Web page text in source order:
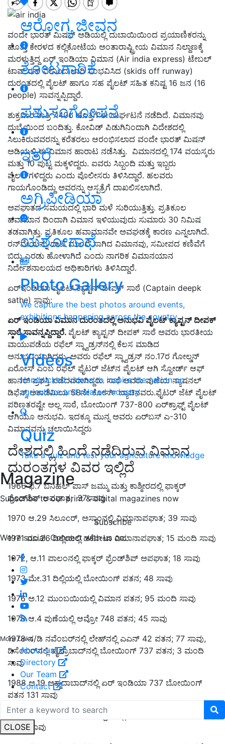
ಆರೋಗ್ಯ ಜೀವನ
ತೋಟಗಾರಿಕೆ
ಪಶುಸಂಗೋಪನೆ
ಇತರೆ
ಅಗ್ರಿಪೀಡಿಯಾ
ಯಶೋಗಾಥೆ
Photo Gallery
We capture the best photos around events,
exhibitions happening across the country
Videos
Handpicked videos to inspire the nation on
agriculture and related industry
Quiz
Take a quiz and test your agriculture knowledge
Magazine
Subscribe to our print & digital magazines now
Subscribe
We're social. Connect with us on:
More Links
About us
Directory
Our Team
Contact
CLOSE
ವಂದೇ ಭಾರತ್ ಮಿಷನ್ ಅಡಿಯಲ್ಲಿ ದುಬಾಯಿಯಿಂದ ಪ್ರಯಾಣಿಕರನ್ನು
ಹೊತ್ತು ಕೇರಳದ ಕಲ್ಲಿಕೋಟೆಯ ಅಂತಾರಾಷ್ಟ್ರೀಯ ವಿಮಾನ ನಿಲ್ದಾಣಕ್ಕೆ
ಮರಳುತ್ತಿದ್ದ ಏರ್ ಇಂಡಿಯಾ ವಿಮಾನ (Air india express) ಟೇಬಲ್
ಟಾಪ್ ರನ್ ವೇನಿಂದ ಜಾರಿ ಸಂಭವಿಸಿದ (skids off runway)
ದುರಂತದಲ್ಲಿ ಪೈಲಟ್ ಹಾಗೂ ಸಹ ಪೈಲಟ್ ಸಹಿತ ಕನಿಷ್ಟ 16 ಜನ (16
people) ಸಾವನ್ನಪ್ಪಿದ್ದಾರೆ.
ಶುಕ್ರವಾರ ರಾತ್ರಿ 7.40ರ ಹೊತ್ತಿಗೆ ಈ ದುರ್ಘಟನೆ ನಡೆದಿದೆ. ವಿಮಾನವು
ದುಬೈಯಿಂದ ಬಂದಿತ್ತು. ಕೋವಿಡ್‌ ಪಿಡುಗಿನಿಂದಾಗಿ ವಿದೇಶದಲ್ಲಿ
ಸಿಲುಕಿರುವವರನ್ನು ಕರೆತರಲು ಆರಂಭಿಸಲಾದ ವಂದೇ ಭಾರತ್‌ ಮಿಷನ್‌
ಅಡಿಯಲ್ಲಿ ಈ ವಿಮಾನ ಹಾರಾಟ ನಡೆಸಿತ್ತು. ವಿಮಾನದಲ್ಲಿ 174 ವಯಸ್ಕರು
ಮತ್ತು 10 ಪುಟ್ಟ ಮಕ್ಕಳಿದ್ದರು. ಐವರು ಸಿಬ್ಬಂದಿ ಮತ್ತು ಇಬ್ಬರು
ಪೈಲಟ್‌ಗಳಿದ್ದರು ಎಂದು ಪೊಲೀಸರು ತಿಳಿಸಿದ್ದಾರೆ. ಹಲವರು
ಗಾಯಗೊಂಡಿದ್ದು ಅವರನ್ನು ಆಸ್ಪತ್ರೆಗೆ ದಾಖಲಿಸಲಾಗಿದೆ.
ಅಪಘಾತದ ಸಮಯದಲ್ಲಿ ಭಾರಿ ಮಳೆ ಸುರಿಯುತ್ತಿತ್ತು. ಪ್ರತಿಕೂಲ
ಹವಾಮಾನ ದಿಂದಾಗಿ ವಿಮಾನ ಇಳಿಯುವುದು ಸುಮಾರು 30 ನಿಮಿಷ
ತಡವಾಗಿತ್ತು. ಪ್ರತಿಕೂಲ ಹವಾಮಾನವೇ ಅವಘಡಕ್ಕೆ ಕಾರಣ ಎನ್ನಲಾಗಿದೆ.
ರನ್‌ವೇಯನ್ನು ದಾಟಿ ಮುಂದೆ ಸಾಗಿದ ವಿಮಾನವು, ಸಮೀಪದ ಕಣಿವೆಗೆ
ಬಿದ್ದು ಎರಡು ಹೋಳಾಗಿದೆ ಎಂದು ನಾಗರಿಕ ವಿಮಾನಯಾನ
ನಿರ್ದೇಶನಾಲಯದ ಅಧಿಕಾರಿಗಳು ತಿಳಿಸಿದ್ದಾರೆ.
ಏರ್​ಇಂಡಿಯಾ ಪೈಲಟ್​ ಕ್ಯಾಪ್ಟನ್​ ದೀಪಕ್ ಸಾಠೆ (Captain deepk
sathe) ಸಾವು:
ಏರ್ ಇಂಡಿಯಾ ವಿಮಾನ ದುರಂತದಲ್ಲಿ ಅನುಭವಿ ಪೈಲಟ್ ಕ್ಯಾಪ್ಟನ್ ದೀಪಕ್
ಸಾಠೆ ಸಾವನ್ನಪ್ದಿದ್ದಾರೆ. ಪೈಲಟ್ ಕ್ಯಾಪ್ಟನ್ ದೀಪಕ್ ಸಾಠೆ ಅವರು ಭಾರತೀಯ
ವಾಯುಪಡೆಯ ರಫೆಲ್ ಸ್ಕ್ವಾಡ್ರನ್​ನಲ್ಲಿ ಕೆಲಸ ಮಾಡಿದ
ಅನುಭವಿಯಾಗಿದ್ದರು. ಅವರು ರಫೆಲ್ ಸ್ಕ್ವಾಡ್ರನ್​ ನಂ.17ರ ಗೋಲ್ಡನ್
ಏರೋಸ್​ ಎಂಬ ರಫೆಲ್ ಫೈಟರ್ ಜೆಟ್​ನ ಪೈಲಟ್ ಆಗಿ ಸ್ವೋರ್ಡ್ ಆಫ್
ಹಾನರ್ ಪ್ರಶಸ್ತಿ ಪಡೆದವರಾಗಿದ್ದರು. ಸಾಠೆ ಅವರು ಪುಣೆಯ ನ್ಯಾಷನಲ್
ಡಿಫೆನ್ಸ್ ಅಕಾಡೆಮಿಯ 58ನೇ ಕೋರ್ಸ್​ ಬ್ಯಾಚಿನವರು.ಫೈಟರ್ ಜೆಟ್ ಪೈಲಟ್
ಪರಿಣತರಷ್ಟೇ ಅಲ್ಲ ಸಾಠೆ, ಬೋಯಿಂಗ್ 737-800 ಏರ್​ಕ್ರಾಫ್ಟ್​ ಪೈಲಟ್
ಆಗಿಯೂ ಅನುಭವಿ. ಇದಕ್ಕೂ ಮುನ್ನ ಅವರು ಏರ್​ಬಸ್​ ಎ-310
ವಿಮಾನವನ್ನು ಚಲಾಯಿಸಿದ್ದರು
ದೇಶದಲ್ಲಿ ಹಿಂದೆ ನಡೆದಿರುವ ವಿಮಾನ
ದುರಂತಗಳ ವಿವರ ಇಲ್ಲಿದೆ
1966 ಫೆ.7 ಬನಿಹಲ್‌ ಪಾಸ್‌ ಜಮ್ಮು ಮತ್ತು ಕಾಶ್ಮೀರದಲ್ಲಿ ಫಾಕ್ಕರ್‌
ಫ್ರೆಂಡ್‌ಶಿಪ್‌ ಅಪಘಾತ; 37 ಸಾವು
1970 ಆ.29 ಸಿಲೂcರ್‌, ಅಸ್ಸಾಂನಲ್ಲಿ ವಿಮಾನಾಪಘಾತ; 39 ಸಾವು
1971 ಮಾ.26 ದಿಲ್ಲಿಯಲ್ಲಿ ಡಕೋಟಾ ವಿಮಾನಾಪಘಾತ; 15 ಮಂದಿ ಸಾವು
1972, ಆ.11 ಪಾಲಂನಲ್ಲಿ ಫಾಕ್ಕರ್‌ ಫ್ರೆಂಡ್‌ಶಿಪ್‌ ಅಪಘಾತ; 18 ಸಾವು
1973 ಮೇ.31 ದಿಲ್ಲಿಯಲ್ಲಿ ಬೋಯಿಂಗ್‌ ಪತನ; 48 ಸಾವು
1976 ಅ.12 ಮುಂಬಯಿಯಲ್ಲಿ ವಿಮಾನ ಪತನ; 95 ಮಂದಿ ಸಾವು
1978 ಆ.4 ಪುಣೆಯಲ್ಲಿ ಆವ್ರೋ 748 ಪತನ; 45 ಸಾವು
1978 ನ/ಡಿ ನವೆಂಬರ್‌ನಲ್ಲಿ ಲೇಹ್‌ನಲ್ಲಿ ಎಎನ್‌ 42 ಪತನ; 77 ಸಾವು,
ಡಿಸೆಂಬರ್‌ನಲ್ಲಿ ಹೈದ್ರಾಬಾದ್‌ನಲ್ಲಿ ಬೋಯಿಂಗ್‌ 737 ಪತನ; 3 ಮಂದಿ
ಸಾವು
1988 ಅ.19 ಅಹ್ಮದಾಬಾದ್‌ನಲ್ಲಿ ಏರ್‌ ಇಂಡಿಯಾ 737 ಬೋಯಿಂಗ್‌
ಪತನ 131 ಸಾವು
1990 ಫೆ.14 ಬೆಂಗಳೂರು ವಿ.ನಿಲ್ದಾಣದಲ್ಲಿ ಏರ್‌ಬಸ್‌ 320 ಪತನ; 92
ಮಂದಿ ಸಾವು